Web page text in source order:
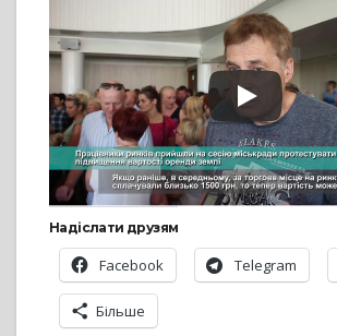
Надіслати друзям
Facebook Telegram
Більше